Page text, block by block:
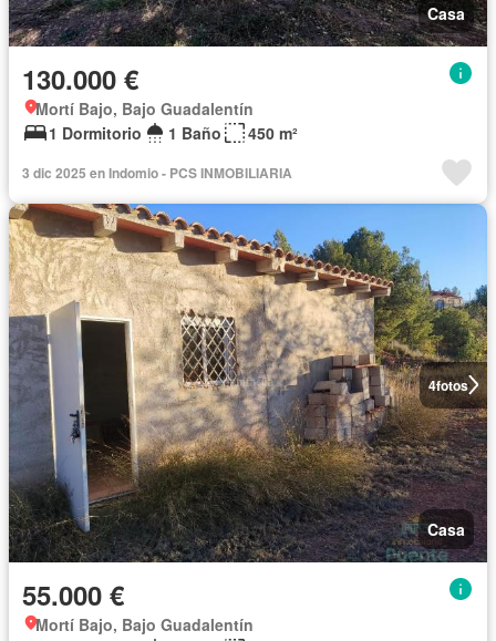
Casa
130.000 €
Mortí Bajo, Bajo Guadalentín
1 Dormitorio
1 Baño 450 m²
3 dic 2025 en Indomio - PCS INMOBILIARIA
4fotos
Casa
55.000 €
Mortí Bajo, Bajo Guadalentín